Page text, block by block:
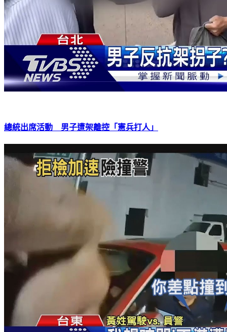
總統出席活動 男子遭架離控「憲兵打人」